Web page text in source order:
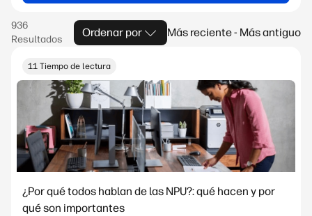
Ordenar por Más reciente - Más antiguo
11 Tiempo de lectura
¿Por qué todos hablan de las NPU?: qué hacen y por
qué son importantes